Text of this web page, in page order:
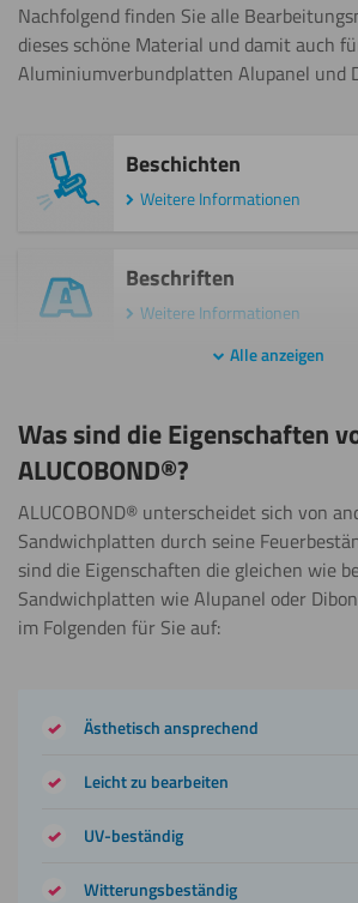
Nachfolgend finden Sie alle
dieses schöne Material und damit auch
Aluminiumverbundplatten Alupanel und
Beschichten
Weitere Informationen
Beschriften
Weitere Informationen
Weitere Informationen
Fräsen
Weitere Informationen
Kleben
Malen
Sägen
(Kreissäge)
Alle anzeigen
Was sind die Eigenschaften
ALUCOBOND®?
ALUCOBOND® unterscheidet sich von
Sandwichplatten durch seine
sind die Eigenschaften die gleichen wie
Sandwichplatten wie Alupanel oder
im Folgenden für Sie auf:
Ästhetisch ansprechend
Leicht zu bearbeiten
UV-beständig
Witterungsbeständig